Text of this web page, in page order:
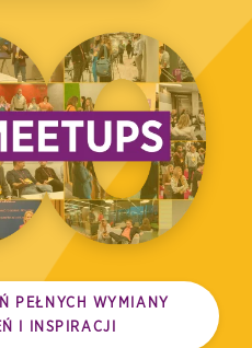
PEŁNYCH WYMIANY
I INSPIRACJI